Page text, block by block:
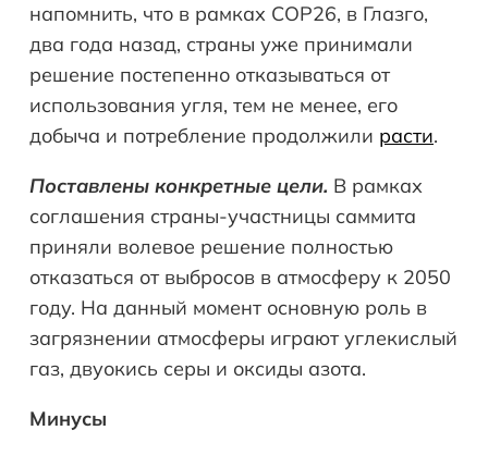
напомнить, что в рамках COP26, в Глазго,
два года назад, страны уже принимали
решение постепенно отказываться от
использования угля, тем не менее, его
добыча и потребление продолжили расти.
Поставлены конкретные цели. В рамках
соглашения страны-участницы саммита
приняли волевое решение полностью
отказаться от выбросов в атмосферу к 2050
году. На данный момент основную роль в
загрязнении атмосферы играют углекислый
газ, двуокись серы и оксиды азота.
Минусы